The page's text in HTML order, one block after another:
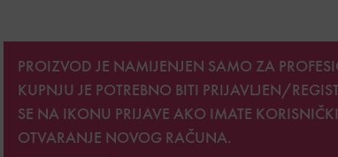
PROIZVOD JE NAMIJENJEN SAMO ZA
KUPNJU JE POTREBNO BITI
PRIJAVLJEN/
SE NA IKONU PRIJAVE AKO IMATE
OTVARANJE NOVOG RAČUNA.